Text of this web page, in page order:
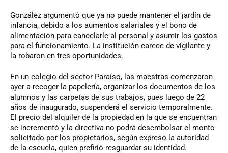
González argumentó que ya no puede mantener el jardín de
infancia, debido a los aumentos salariales y el bono de
alimentación para cancelarle al personal y asumir los gastos
para el funcionamiento. La institución carece de vigilante y
la robaron en tres oportunidades.
En un colegio del sector Paraíso, las maestras comenzaron
ayer a recoger la papelería, organizar los documentos de los
alumnos y las carpetas de sus trabajos, pues luego de 22
años de inaugurado, suspenderá el servicio temporalmente.
El precio del alquiler de la propiedad en la que se encuentran
se incrementó y la directiva no podrá desembolsar el monto
solicitado por los propietarios, según expresó la autoridad
de la escuela, quien prefirió resguardar su identidad.